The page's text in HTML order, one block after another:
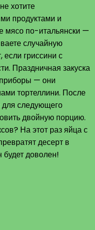
хотите
продуктами и
по-итальянски —
случайную
если гриссини с
Праздничная закуска
— они
тортеллини. После
для следующего
двойную порцию.
На этот раз яйца с
десерт в
будет доволен!